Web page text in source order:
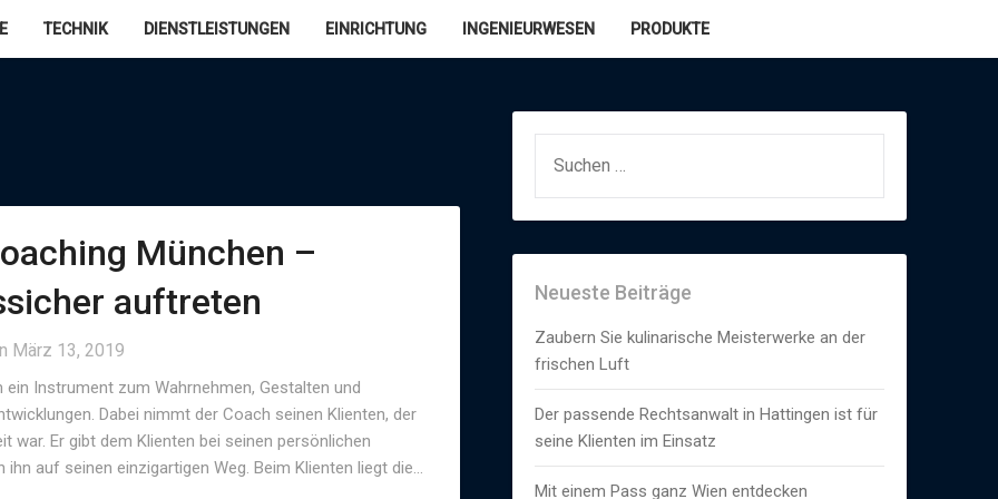
TECHNIK DIENSTLEISTUNGEN EINRICHTUNG INGENIEURWESEN PRODUKTE
München –
auftreten
März 13, 2019
Instrument zum Wahrnehmen, Gestalten und
Dabei nimmt der Coach seinen Klienten, der
war. Er gibt dem Klienten bei seinen persönlichen
auf seinen einzigartigen Weg. Beim Klienten liegt die…
NACH:
Neueste Beiträge
Zaubern Sie kulinarische Meisterwerke an der
frischen Luft
Der passende Rechtsanwalt in Hattingen ist für
seine Klienten im Einsatz
Mit einem Pass ganz Wien entdecken